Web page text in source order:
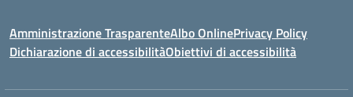
Amministrazione TrasparenteAlbo OnlinePrivacy Policy
Dichiarazione di accessibilitàObiettivi di accessibilità